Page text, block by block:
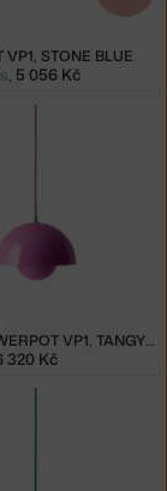
VP1, STONE BLUE
, 5 056 Kč
LAMPA FLOWERPOT VP1, TANGY PINK
320 Kč